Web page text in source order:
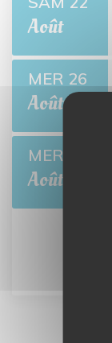
Août
MER 26
Août
MER 5
Août